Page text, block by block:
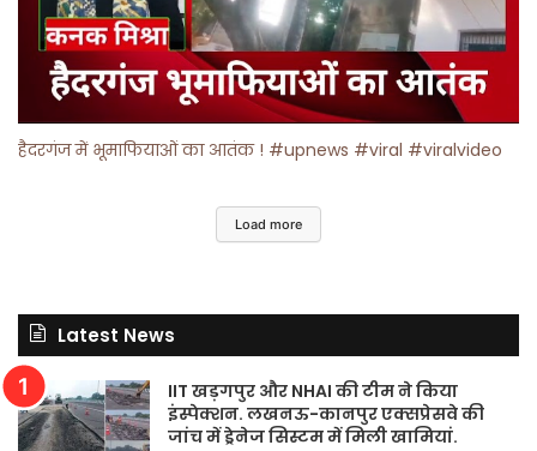
हैदरगंज में भूमाफियाओं का आतंक ! #upnews #viral #viralvideo
Load more
Latest News
IIT खड़गपुर और NHAI की टीम ने किया
इंस्पेक्शन. लखनऊ-कानपुर एक्सप्रेसवे की
जांच में ड्रेनेज सिस्टम में मिली खामियां.